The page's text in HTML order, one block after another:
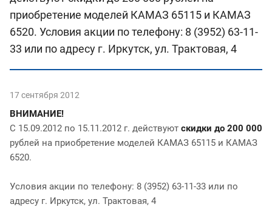
приобретение моделей КАМАЗ 65115 и КАМАЗ
6520. Условия акции по телефону: 8 (3952) 63-11-
33 или по адресу г. Иркутск, ул. Трактовая, 4
17 сентября 2012
ВНИМАНИЕ!
С 15.09.2012 по 15.11.2012 г. действуют скидки до 200 000
рублей на приобретение моделей КАМАЗ 65115 и КАМАЗ
6520.
Условия акции по телефону: 8 (3952) 63-11-33 или по
адресу г. Иркутск, ул. Трактовая, 4